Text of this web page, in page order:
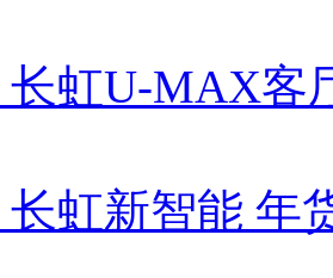
长虹U-MAX客
长虹新智能 年